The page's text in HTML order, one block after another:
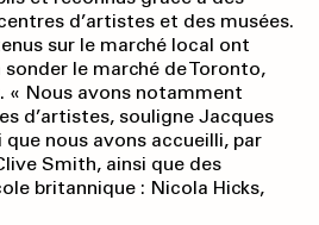
d’artistes et des musées.
sur le marché local ont
le marché de Toronto,
« Nous avons notamment
d’artistes, souligne Jacques
que nous avons accueilli, par
Smith, ainsi que des
britan­nique : Nicola Hicks,